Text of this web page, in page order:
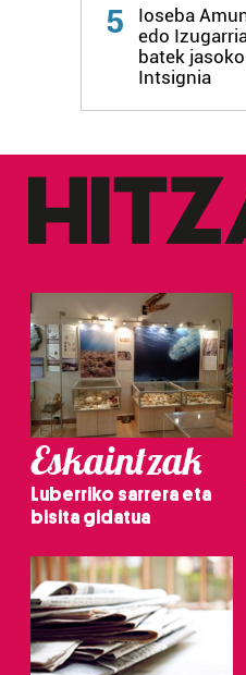
5
Ioseba
edo
batek
Intsignia
Eskaintzak
Luberriko sarrera eta
bisita gidatua